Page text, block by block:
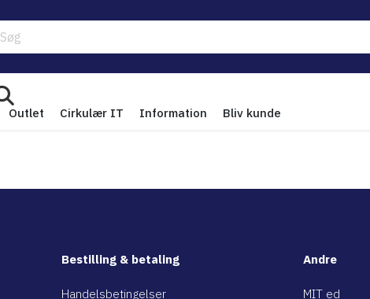
Søg
Outlet Cirkulær IT Information Bliv kunde
Bestilling & betaling
Handelsbetingelser
Andre
MIT ed